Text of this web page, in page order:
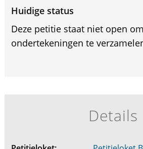
Huidige status
Deze petitie staat niet open om
ondertekeningen te
Details